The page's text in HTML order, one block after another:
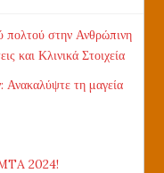
πολτού στην Ανθρώπινη
και Κλινικά Στοιχεία
τη μαγεία
2024!